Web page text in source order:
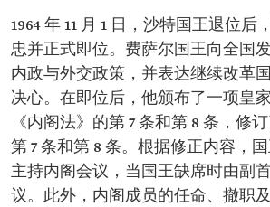
1964 年 11 月 1 日，沙特国王退位后
忠并正式即位。费萨尔国王向全国
内政与外交政策，并表达继续改革
决心。在即位后，他颁布了一项皇
《内阁法》的第 7 条和第 8 条，修
第 7 条和第 8 条。根据修正内容，
主持内阁会议，当国王缺席时由副
议。此外，内阁成员的任命、撤职